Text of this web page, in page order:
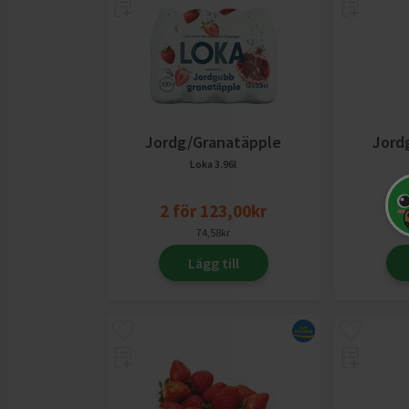
Jordg/Granatäpple
Loka 3.96l
2 för 123,00kr
74,58kr
Lägg till